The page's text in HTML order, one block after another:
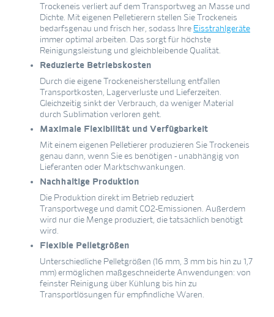
Trockeneis verliert auf dem Transportweg an Masse und
Dichte. Mit eigenen Pelletierern stellen Sie Trockeneis
bedarfsgenau und frisch her, sodass Ihre Eisstrahlgeräte
immer optimal arbeiten. Das sorgt für höchste
Reinigungsleistung und gleichbleibende Qualität.
Reduzierte Betriebskosten
Durch die eigene Trockeneisherstellung entfallen
Transportkosten, Lagerverluste und Lieferzeiten.
Gleichzeitig sinkt der Verbrauch, da weniger Material
durch Sublimation verloren geht.
Maximale Flexibilität und Verfügbarkeit
Mit einem eigenen Pelletierer produzieren Sie Trockeneis
genau dann, wenn Sie es benötigen - unabhängig von
Lieferanten oder Marktschwankungen.
Nachhaltige Produktion
Die Produktion direkt im Betrieb reduziert
Transportwege und damit CO2-Emissionen. Außerdem
wird nur die Menge produziert, die tatsächlich benötigt
wird.
Flexible Pelletgrößen
Unterschiedliche Pelletgrößen (16 mm, 3 mm bis hin zu 1,7
mm) ermöglichen maßgeschneiderte Anwendungen: von
feinster Reinigung über Kühlung bis hin zu
Transportlösungen für empfindliche Waren.